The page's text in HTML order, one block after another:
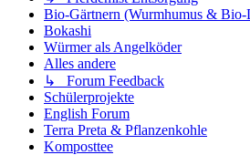
Bio-Gärtnern (Wurmhumus & Bio-
Bokashi
Würmer als Angelköder
Alles andere
↳ Forum Feedback
Schülerprojekte
English Forum
Terra Preta & Pflanzenkohle
Komposttee